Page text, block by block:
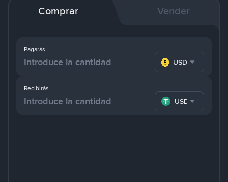
Comprar Vender
Pagarás
USD
Recibirás
USDT